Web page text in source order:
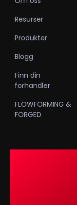
Resurser
Produkter
Blogg
Finn din
forhandler
FLOWFORMING &
FORGED